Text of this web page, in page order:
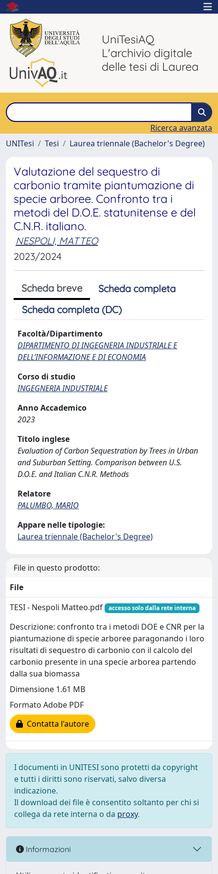
UniTesiAQ
L'archivio digitale
delle tesi di Laurea
Ricerca avanzata
UNITesi
Tesi Laurea triennale (Bachelor's Degree)
Valutazione del sequestro di
carbonio tramite piantumazione di
specie arboree. Confronto tra i
metodi del D.O.E. statunitense e del
C.N.R. italiano.
NESPOLI, MATTEO
2023/2024
Scheda breve
Scheda completa
Scheda completa (DC)
Facoltà/Dipartimento
DIPARTIMENTO DI INGEGNERIA INDUSTRIALE E
DELL’INFORMAZIONE E DI ECONOMIA
Corso di studio
INGEGNERIA INDUSTRIALE
Anno Accademico
2023
Titolo inglese
Evaluation of Carbon Sequestration by Trees in Urban
and Suburban Setting. Comparison between U.S.
D.O.E. and Italian C.N.R. Methods
Relatore
PALUMBO, MARIO
Appare nelle tipologie:
Laurea triennale (Bachelor's Degree)
File in questo prodotto:
File
TESI - Nespoli Matteo.pdf
accesso solo dalla rete interna
Descrizione: confronto tra i metodi DOE e CNR per la
piantumazione di specie arboree paragonando i loro
risultati di sequestro di carbonio con il calcolo del
carbonio presente in una specie arborea partendo
dalla sua biomassa
Dimensione 1.61 MB
Formato Adobe PDF
Contatta l'autore
I documenti in UNITESI sono protetti da copyright
e tutti i diritti sono riservati, salvo diversa
indicazione.
Il download dei file è consentito soltanto per chi si
collega da rete interna o da proxy.
Informazioni